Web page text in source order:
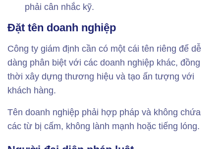
phải cân nhắc kỹ.
Đặt tên doanh nghiệp
Công ty giám định cần có một cái tên riêng để dễ
dàng phân biệt với các doanh nghiệp khác, đồng
thời xây dựng thương hiệu và tạo ấn tượng với
khách hàng.
Tên doanh nghiệp phải hợp pháp và không chứa
các từ bị cấm, không lành mạnh hoặc tiếng lóng.